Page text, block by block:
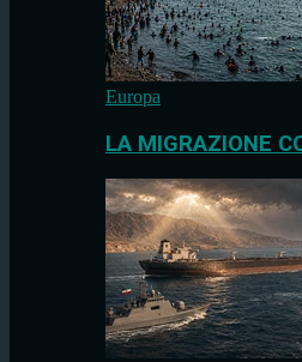
Europa
LA MIGRAZIONE